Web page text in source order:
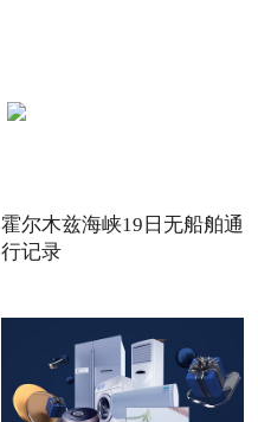
霍尔木兹海峡19日无船舶通
行记录